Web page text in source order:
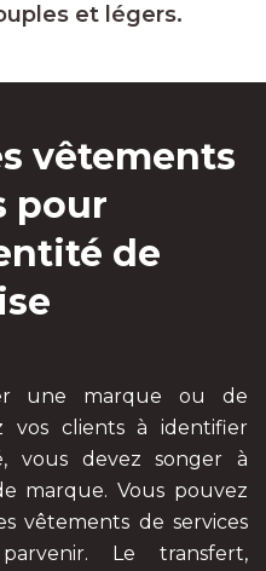
et légers.
vêtements
pour
de
une marque ou de
vos clients à identifier
vous devez songer à
marque. Vous pouvez
vêtements de services
Le transfert,